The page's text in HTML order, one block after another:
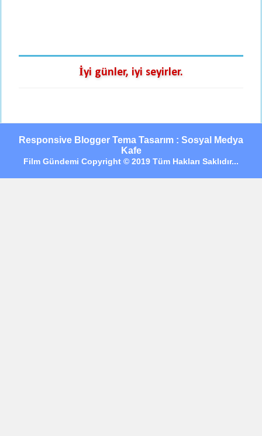
İyi günler, iyi seyirler.
Responsive Blogger Tema Tasarım : Sosyal Medya
Kafe
Film Gündemi Copyright © 2019 Tüm Hakları Saklıdır...